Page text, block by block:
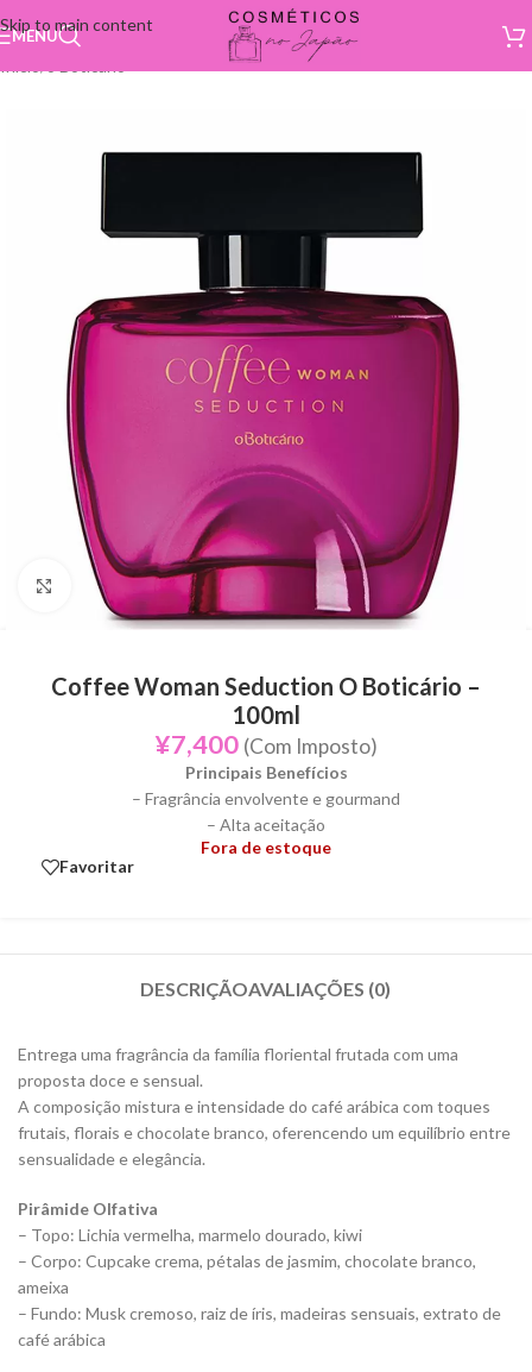
Skip to main content
MENU
Click to enlarge
Coffee Woman Seduction O Boticário –
100ml
¥7,400 (Com Imposto)
Principais Benefícios
– Fragrância envolvente e gourmand
– Alta aceitação
Fora de estoque
Favoritar
DESCRIÇÃOAVALIAÇÕES (0)
Entrega uma fragrância da família floriental frutada com uma
proposta doce e sensual.
A composição mistura e intensidade do café arábica com toques
frutais, florais e chocolate branco, oferencendo um equilíbrio entre
sensualidade e elegância.
Pirâmide Olfativa
– Topo: Lichia vermelha, marmelo dourado, kiwi
– Corpo: Cupcake crema, pétalas de jasmim, chocolate branco,
ameixa
– Fundo: Musk cremoso, raiz de íris, madeiras sensuais, extrato de
café arábica